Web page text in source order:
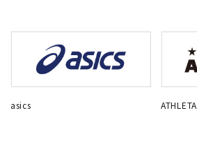
asics ATHLETA